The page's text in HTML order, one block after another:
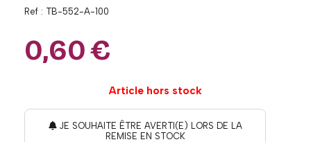
Ref : TB-552-A-100
0,60€
Article hors stock
JE SOUHAITE ÊTRE AVERTI(E) LORS DE LA
REMISE EN STOCK